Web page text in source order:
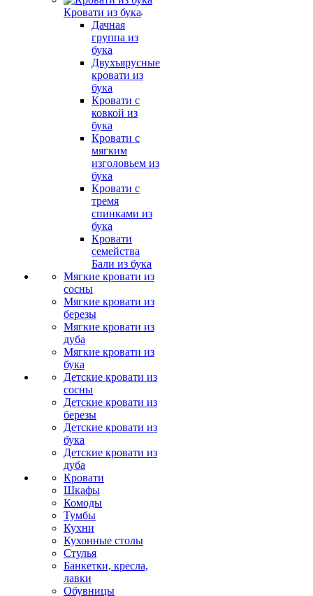
Кровати из бука
Дачная
группа из
бука
Двухъярусные
кровати из
бука
Кровати с
ковкой из
бука
Кровати с
мягким
изголовьем из
бука
Кровати с
тремя
спинками из
бука
Кровати
семейства
Бали из бука
Мягкие кровати из
сосны
Мягкие кровати из
березы
Мягкие кровати из
дуба
Мягкие кровати из
бука
Детские кровати из
сосны
Детские кровати из
березы
Детские кровати из
бука
Детские кровати из
дуба
Кровати
Шкафы
Комоды
Тумбы
Кухни
Кухонные столы
Стулья
Банкетки, кресла,
лавки
Обувницы